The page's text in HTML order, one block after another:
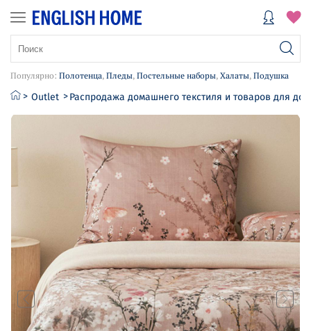
Популярно: Полотенца, Пледы, Постельные наборы, Халаты, Подушка
Outlet Распродажа домашнего текстиля и товаров для